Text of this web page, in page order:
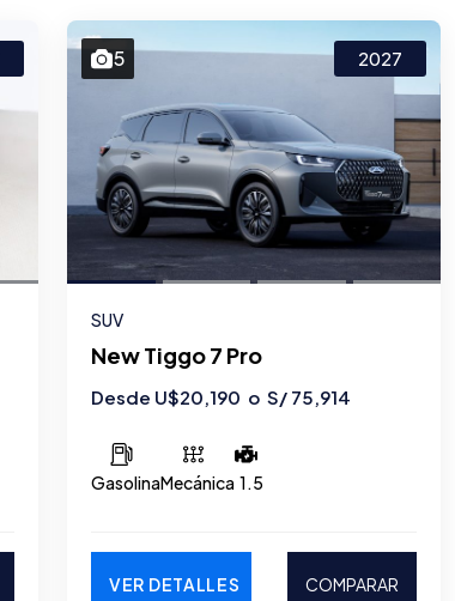
5 2027
SUV
New Tiggo 7 Pro
Desde U$20,190 o S/ 75,914
GasolinaMecánica 1.5
VER DETALLES COMPARAR